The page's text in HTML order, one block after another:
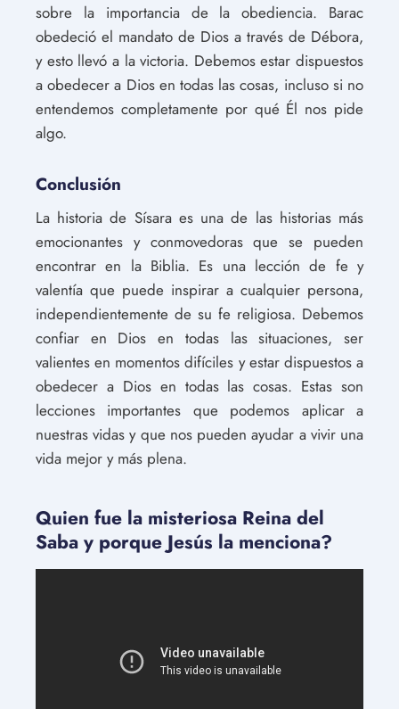
sobre la importancia de la obediencia. Barac
obedeció el mandato de Dios a través de Débora,
y esto llevó a la victoria. Debemos estar dispuestos
a obedecer a Dios en todas las cosas, incluso si no
entendemos completamente por qué Él nos pide
algo.
Conclusión
La historia de Sísara es una de las historias más
emocionantes y conmovedoras que se pueden
encontrar en la Biblia. Es una lección de fe y
valentía que puede inspirar a cualquier persona,
independientemente de su fe religiosa. Debemos
confiar en Dios en todas las situaciones, ser
valientes en momentos difíciles y estar dispuestos a
obedecer a Dios en todas las cosas. Estas son
lecciones importantes que podemos aplicar a
nuestras vidas y que nos pueden ayudar a vivir una
vida mejor y más plena.
Quien fue la misteriosa Reina del
Saba y porque Jesús la menciona?